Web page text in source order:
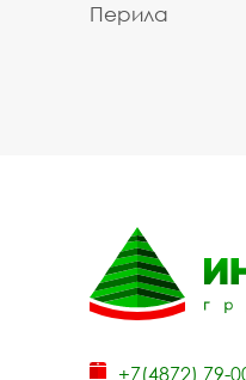
Перила
+7(4872) 79-